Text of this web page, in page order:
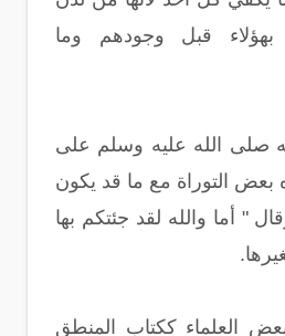
قبل وجودهم وما
صلى الله عليه وسلم على
التوراة مع ما قد يكون
" أما والله لقد جئتكم بها
العلماء ككتاب المنطق